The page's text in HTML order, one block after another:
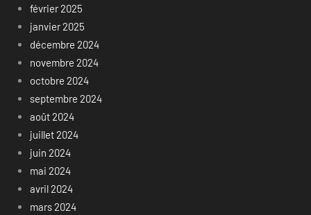
février 2025
janvier 2025
décembre 2024
novembre 2024
octobre 2024
septembre 2024
août 2024
juillet 2024
juin 2024
mai 2024
avril 2024
mars 2024